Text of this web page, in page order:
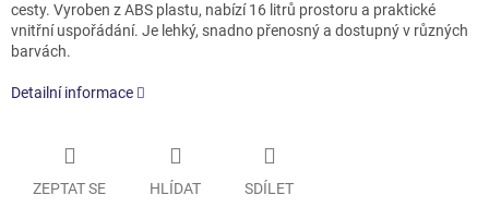
cesty. Vyroben z ABS plastu, nabízí 16 litrů prostoru a praktické
vnitřní uspořádání. Je lehký, snadno přenosný a dostupný v různých
barvách.
Detailní informace
ZEPTAT SE HLÍDAT SDÍLET